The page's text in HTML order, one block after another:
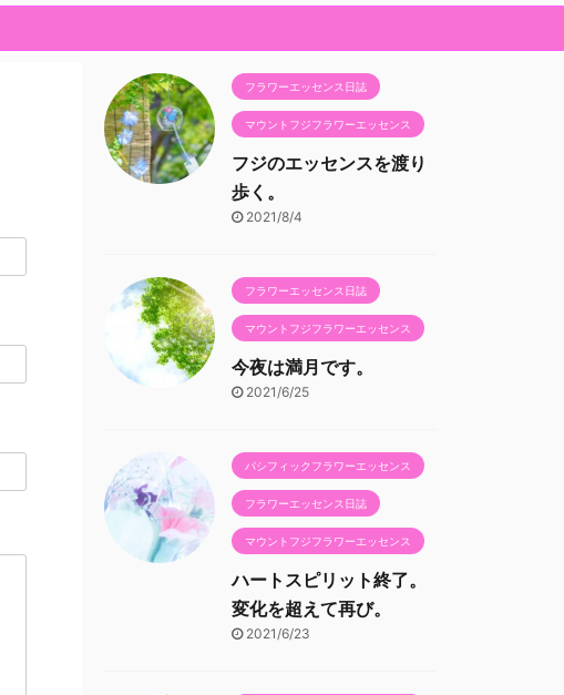
フラワーエッセンス日誌
マウントフジフラワーエッセンス
フジのエッセンスを渡り
歩く。
2021/8/4
フラワーエッセンス日誌
マウントフジフラワーエッセンス
今夜は満月です。
2021/6/25
パシフィックフラワーエッセンス
フラワーエッセンス日誌
マウントフジフラワーエッセンス
ハートスピリット終了。
変化を超えて再び。
2021/6/23